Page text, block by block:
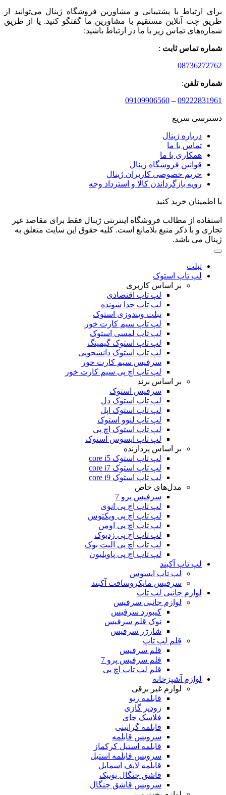
برای ارتباط با پشتیبانی و مشاورین فروشگاه ژینال می‌توانید از
طریق چت آنلاین مستقیم با مشاورین ما گفتگو کنید. یا از طریق
شماره‌های تماس زیر با ما در ارتباط باشید:
شماره تماس ثابت :
08736272762
شماره تلفن:
09222831961
–
09109906560
دسترسی سریع
درباره ژینال
تماس با ما
همکاری با ما
قوانین فروشگاه ژینال
حریم خصوصی کاربران ژینال
رویه بازگرداندن کالا و استرداد وجه
با اطمینان خرید کنید
استفاده از مطالب فروشگاه اینترنتی ژینال فقط برای مقاصد غیر
تجاری و با ذکر منبع بلامانع است. کلیه حقوق این سایت متعلق به
ژینال می باشد.
تبلت
لپ تاپ استوک
بر اساس کاربری
لپ تاپ اقتصادی
لپ تاپ جدا شونده
تبلت ویندوزی استوک
لپ تاپ سیم کارت خور
لپ تاپ لمسی استوک
لپ تاپ استوک گیمینگ
لپ تاپ استوک دانشجویی
سرفیس سیم کارت خور
لپ تاپ اچ پی سیم کارت خور
بر اساس برند
سرفیس استوک
لپ تاپ استوک دل
لپ تاپ استوک اپل
لپ تاپ لنوو استوک
لپ تاپ استوک اچ پی
لپ تاپ ایسوس استوک
بر اساس پردازنده
لپ تاپ استوک core i5
لپ تاپ استوک core i7
لپ تاپ استوک core i9
مدل‌های خاص
سرفیس پرو 7
لپ تاپ اچ پی انوی
لپ تاپ اچ پی ویکتوس
لپ تاپ اچ پی اومن
لپ تاپ اچ پی زدبوک
لپ تاپ اچ پی الیت بوک
لپ تاپ اچ پی پاویلیون
لپ تاپ آکبند
لپ تاپ ایسوس
سرفیس مایکروسافت آکبند
لوازم جانبی لپ تاپ
لوازم جانبی سرفیس
کیبورد سرفیس
نوک قلم سرفیس
شارژر سرفیس
قلم لپ تاپ
قلم سرفیس
قلم سرفیس پرو 7
قلم لپ تاپ اچ پی
لوازم آشپزخانه
لوازم غیر برقی
قابلمه زیو
زودپز گازی
فلاسک چای
قابلمه گرانیتی
سرویس قابلمه
قابلمه استیل کرکماز
سرویس قابلمه استیل
قابلمه لایف اسمایل
قاشق چنگال یونیک
سرویس قاشق چنگال